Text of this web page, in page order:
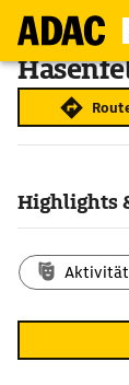
Highlights